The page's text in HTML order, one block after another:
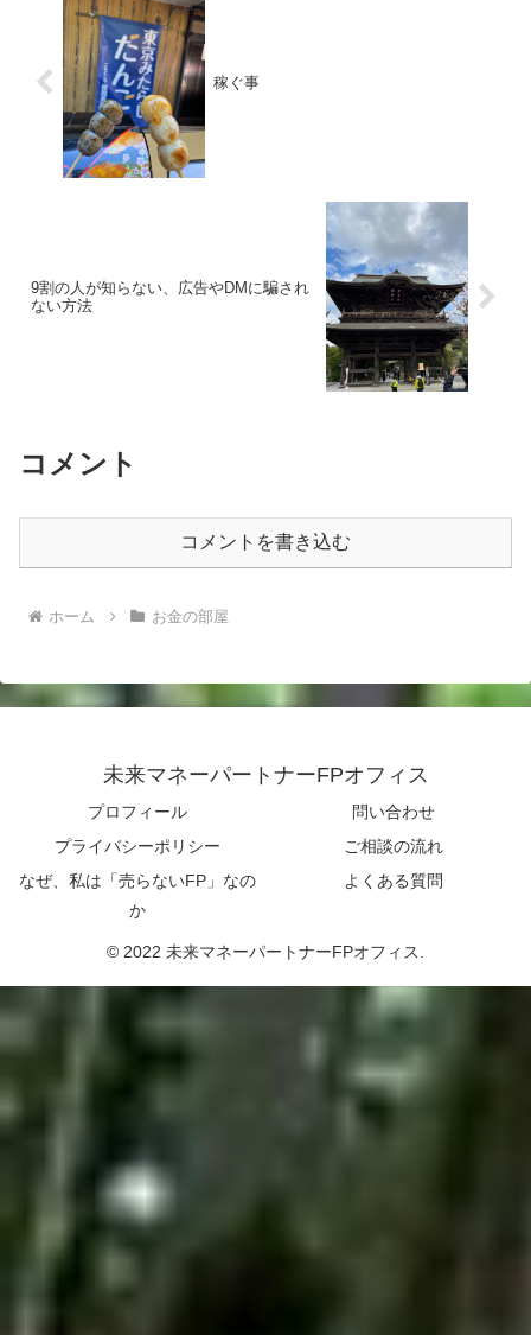
稼ぐ事
9割の人が知らない、広告やDMに騙され
ない方法
コメント
コメントを書き込む
ホーム お金の部屋
未来マネーパートナーFPオフィス
プロフィール
問い合わせ
プライバシーポリシー
ご相談の流れ
なぜ、私は「売らないFP」なの
か
よくある質問
© 2022 未来マネーパートナーFPオフィス.